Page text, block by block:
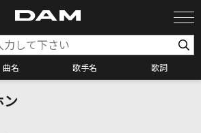
曲名 歌手名 歌詞
カラオケ検索
ン